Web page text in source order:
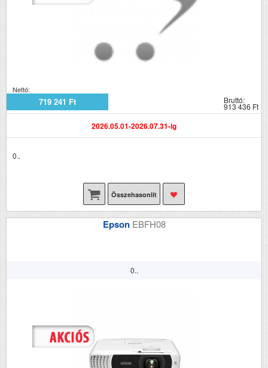
Nettó:
719 241 Ft Bruttó:
913 436 Ft
2026.05.01-2026.07.31-ig
0..
Összehasonlít
Epson EBFH08
0..